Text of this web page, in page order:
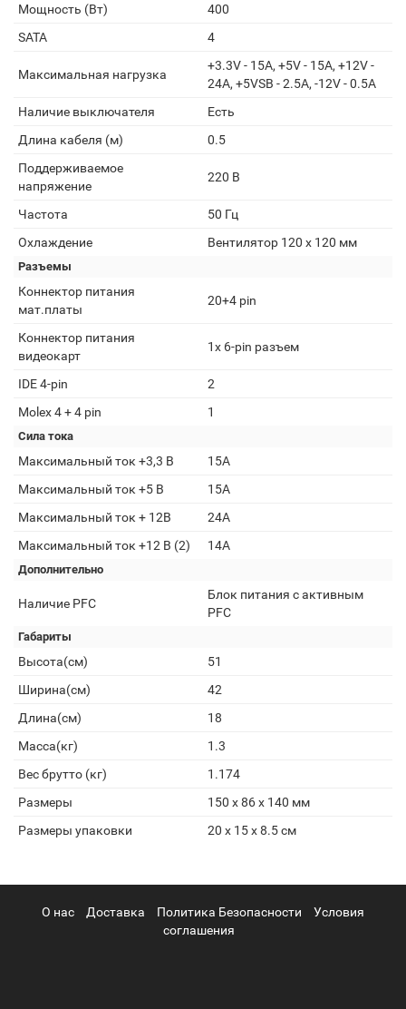
Мощность (Вт)
400
SATA
4
Максимальная нагрузка
+3.3V - 15A, +5V - 15A, +12V -
24A, +5VSB - 2.5A, -12V - 0.5A
Наличие выключателя
Есть
Длина кабеля (м)
0.5
Поддерживаемое
напряжение
220 В
Частота
50 Гц
Охлаждение
Вентилятор 120 x 120 мм
Разъемы
Коннектор питания
мат.платы
20+4 pin
Коннектор питания
видеокарт
1x 6-pin разъем
IDE 4-pin
2
Molex 4 + 4 pin
1
Сила тока
Максимальный ток +3,3 В
15А
Максимальный ток +5 В
15А
Максимальный ток + 12В
24А
Максимальный ток +12 В (2)
14А
Дополнительно
Наличие PFC
Блок питания с активным
PFC
Габариты
Высота(см)
51
Ширина(см)
42
Длина(см)
18
Масса(кг)
1.3
Вес брутто (кг)
1.174
Размеры
150 x 86 x 140 мм
Размеры упаковки
20 x 15 x 8.5 см
О нас Доставка Политика Безопасности
Условия
соглашения